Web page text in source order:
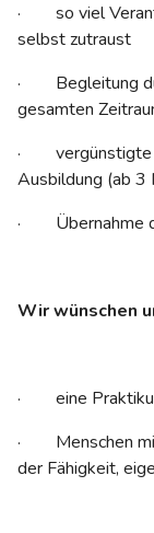
· so viel
selbst zutraust
· Begleitung
gesamten
· vergünstigte
Ausbildung (ab 3
· Übernahme
Wir wünschen
· eine
· Menschen mit
der Fähigkeit,